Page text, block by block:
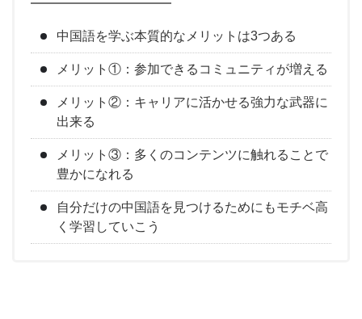
中国語を学ぶ本質的なメリットは3つある
メリット①：参加できるコミュニティが増える
メリット②：キャリアに活かせる強力な武器に
出来る
メリット③：多くのコンテンツに触れることで
豊かになれる
自分だけの中国語を見つけるためにもモチベ高
く学習していこう